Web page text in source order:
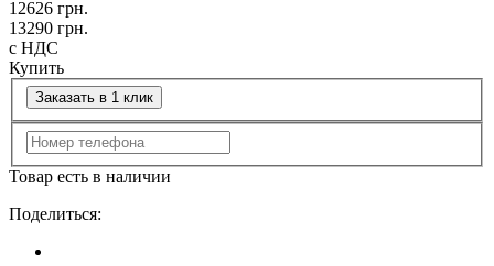
12626 грн.
13290 грн.
с НДС
Купить
Заказать в 1 клик
Товар есть в наличии
Поделиться: